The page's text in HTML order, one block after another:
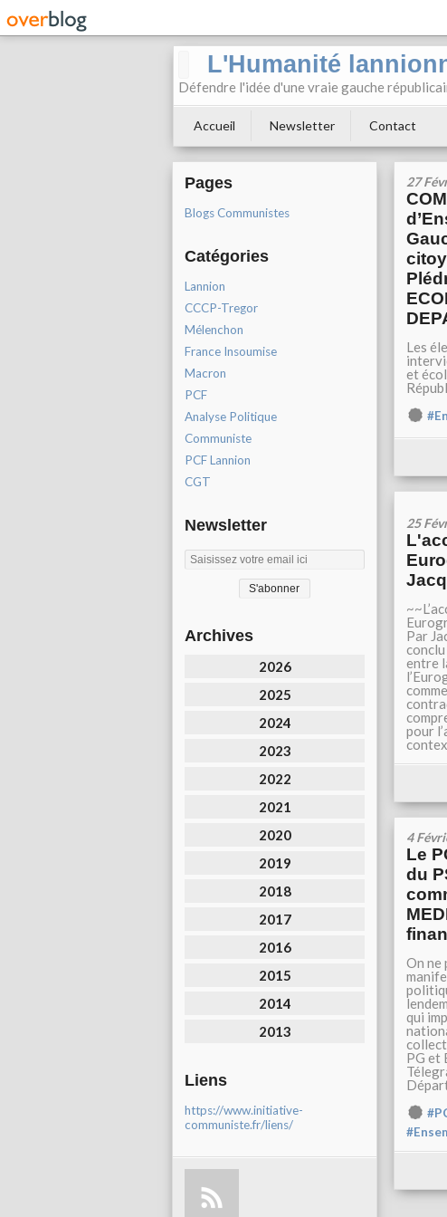
L'Humanité
Défendre l'idée d'une vraie gauche
Accueil Newsletter Contact
Pages
Blogs Communistes
Catégories
Lannion
CCCP-Tregor
Mélenchon
France Insoumise
Macron
PCF
Analyse Politique
Communiste
PCF Lannion
CGT
Newsletter
Archives
2026
2025
2024
2023
2022
2021
2020
2019
2018
2017
2016
2015
2014
2013
Liens
https://www.initiative-
communiste.fr/liens/
27
Les
et
25
Par
entre
pour
4
Le
du
On ne
qui
PG et